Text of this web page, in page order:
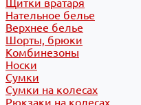
Щитки вратаря
Нательное белье
Верхнее белье
Шорты, брюки
Комбинезоны
Носки
Сумки
Сумки на колесах
Рюкзаки на колесах